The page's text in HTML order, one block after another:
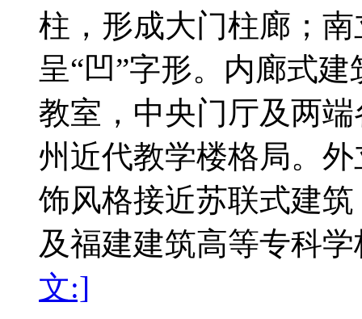
柱，形成大门柱廊；
呈“凹”字形。内廊式
教室，中央门厅及两
州近代教学楼格局。
饰风格接近苏联式建
及福建建筑高等专科
文:]